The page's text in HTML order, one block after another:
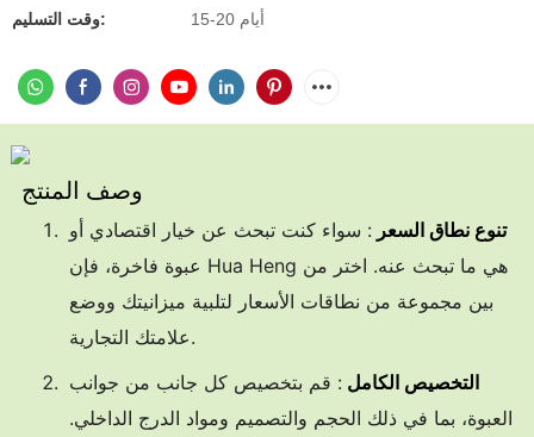
وقت التسليم: 15-20 أيام
وصف المنتج
تنوع نطاق السعر: سواء كنت تبحث عن خيار اقتصادي أو
عبوة فاخرة، فإن Hua Heng هي ما تبحث عنه. اختر من
بين مجموعة من نطاقات الأسعار لتلبية ميزانيتك ووضع
علامتك التجارية.
التخصيص الكامل: قم بتخصيص كل جانب من جوانب
العبوة، بما في ذلك الحجم والتصميم ومواد الدرج الداخلي.